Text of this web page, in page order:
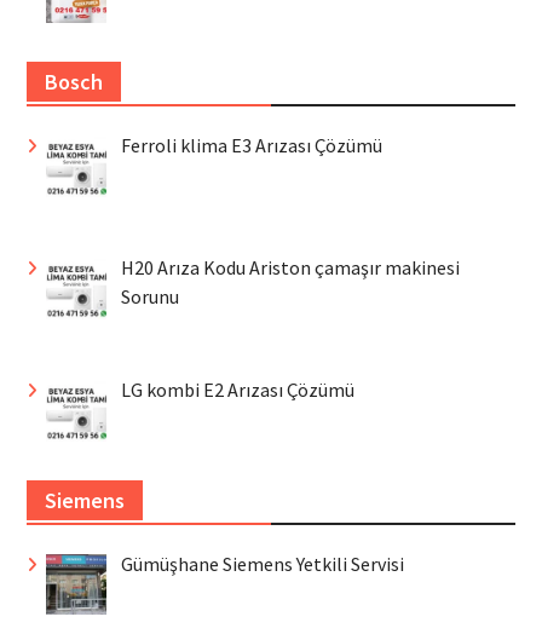
Bosch
Ferroli klima E3 Arızası Çözümü
H20 Arıza Kodu Ariston çamaşır makinesi
Sorunu
LG kombi E2 Arızası Çözümü
Siemens
Gümüşhane Siemens Yetkili Servisi